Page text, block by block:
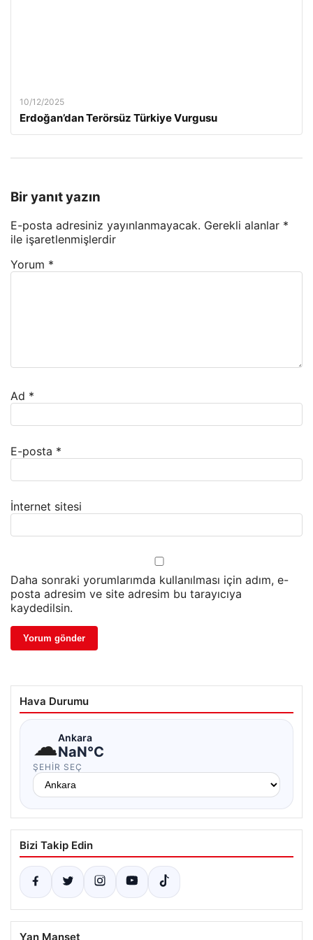
10/12/2025
Erdoğan’dan Terörsüz Türkiye Vurgusu
Bir yanıt yazın
E-posta adresiniz yayınlanmayacak. Gerekli alanlar *
ile işaretlenmişlerdir
Yorum *
Ad *
E-posta *
İnternet sitesi
Daha sonraki yorumlarımda kullanılması için adım, e-
posta adresim ve site adresim bu tarayıcıya
kaydedilsin.
Hava Durumu
☁Ankara
NaN°C
ŞEHIR SEÇ
Bizi Takip Edin
Yan Manşet